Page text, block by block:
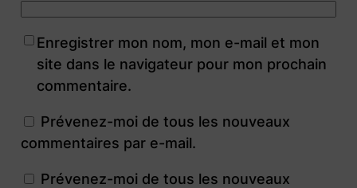
Enregistrer mon nom, mon e-mail et mon
site dans le navigateur pour mon prochain
commentaire.
Prévenez-moi de tous les nouveaux
commentaires par e-mail.
Prévenez-moi de tous les nouveaux